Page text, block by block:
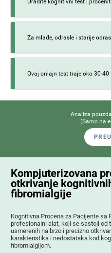
Uradite kognitivni test i
Za mlađe, odrasle i starije
Ovaj onlajn test traje oko 30-40
Analiza
(Samo na
Kompjuterizovana
otkrivanje
fibromialgije
Kognitivna Procena za Pacijente sa
profesionalni alat, koji se sastoji od
usmerenih na brzo i precizno
karakteristika i nedostataka kod
fibromialgijom.